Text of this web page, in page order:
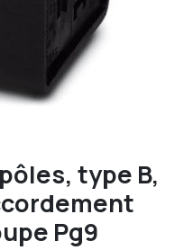
type B,
Pg9